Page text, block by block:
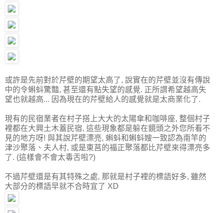
或許是先前對於芹壁的期望太高了, 說實在的芹壁並沒有傳說
中的令蝌蚪驚豔, 甚至還有點失望的感覺. 正所謂希望越高失
望也就越高... 因為現在的芹壁給人的感覺就是太商業化了.
現有的民宿業者在村子搭上大大的太陽傘和咖啡座, 整個村子
裡都在大興土木蓋民宿, 這些現象都是躲在鏡頭之外您所看不
見的地方呀! 與其說芹壁漂亮, 蝌蚪和蝌蚪嫂一致認為南竿的
津沙聚落、夫人村, 或是東莒的福正聚落都比芹壁來得漂亮多
了. (這樣會不會太毒舌啦?)
不過芹壁還是有其特殊之處, 那就是村子裡的標語好多, 雖然
大部分的標語早就不合時宜了 XD